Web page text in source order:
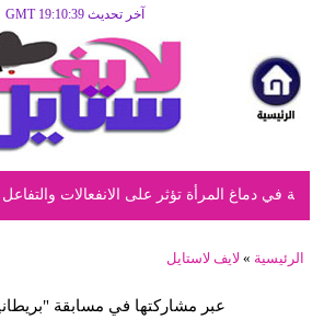
آخر تحديث GMT 19:10:39
دماغ المرأة تؤثر على الانفعالات والتفاعل
الرئيسية » لايف لاستايل
عبر مشاركتها في مسابقة